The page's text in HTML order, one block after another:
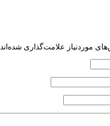
موردنیاز علامت‌گذاری شده‌اند